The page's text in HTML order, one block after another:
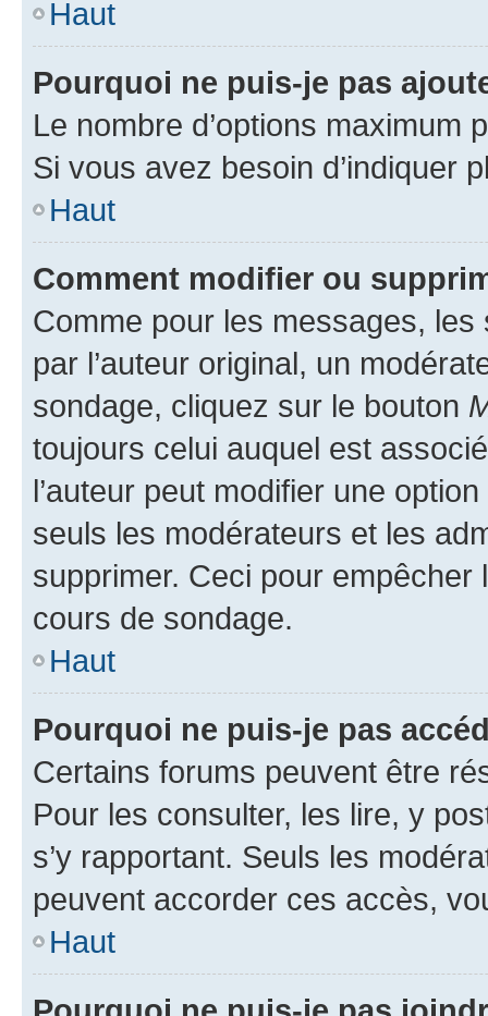
Haut
Pourquoi ne puis-je pas
Le nombre d’options maximum
Si vous avez besoin d’indiquer
Haut
Comment modifier ou
Comme pour les messages,
par l’auteur original, un
sondage, cliquez sur le bouton
toujours celui auquel est
l’auteur peut modifier une
seuls les modérateurs et les
supprimer. Ceci pour
cours de sondage.
Haut
Pourquoi ne puis-je pas
Certains forums peuvent être
Pour les consulter, les lire, y
s’y rapportant. Seuls les
peuvent accorder ces accès,
Haut